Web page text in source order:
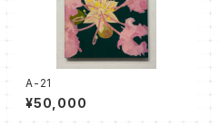
A-21
¥50,000